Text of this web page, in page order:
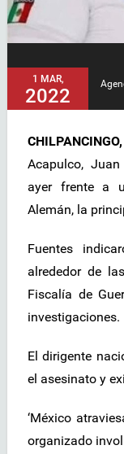
1 MAR,
2022
Acapulco,
ayer frente a
Alemán, la
Fuentes
alrededor de
Fiscalía de
investigaciones.
El dirigente
el asesinato y
‘México
organizado